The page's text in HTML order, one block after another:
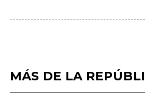
MÁS DE LA